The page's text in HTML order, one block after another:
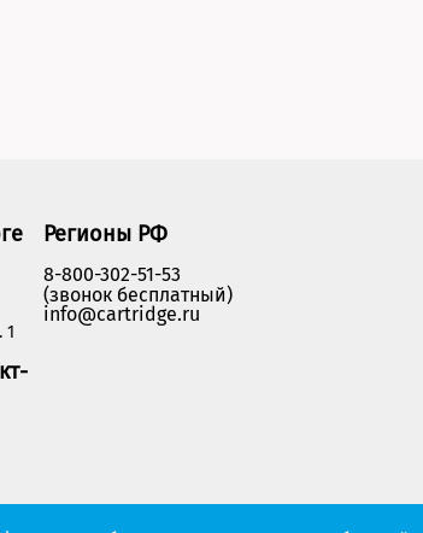
1
Регионы РФ
8-800-302-51-53
(звонок бесплатный)
info@cartridge.ru